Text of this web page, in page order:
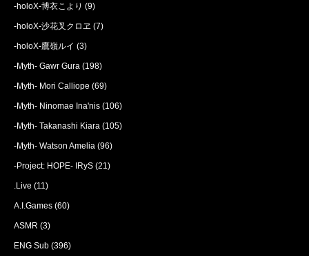
-holoX-博衣こより (9)
-holoX-沙花叉クロヱ (7)
-holoX-鷹嶺ルイ (3)
-Myth- Gawr Gura (198)
-Myth- Mori Calliope (69)
-Myth- Ninomae Ina'nis (106)
-Myth- Takanashi Kiara (105)
-Myth- Watson Amelia (96)
-Project: HOPE- IRyS (21)
.Live (11)
A.I.Games (60)
ASMR (3)
ENG Sub (396)